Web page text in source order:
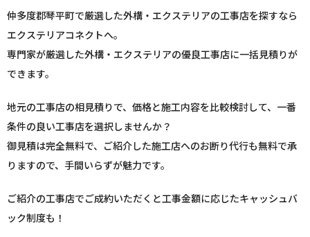
仲多度郡琴平町で厳選した外構・エクステリアの工事店を探すなら
エクステリアコネクトへ。
専門家が厳選した外構・エクステリアの優良工事店に一括見積りが
できます。
地元の工事店の相見積りで、価格と施工内容を比較検討して、一番
条件の良い工事店を選択しませんか？
御見積は完全無料で、ご紹介した施工店へのお断り代行も無料で承
りますので、手間いらずが魅力です。
ご紹介の工事店でご成約いただくと工事金額に応じたキャッシュバ
ック制度も！